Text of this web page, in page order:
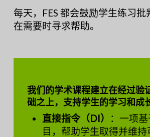
每天，FES 都会鼓励学生练习批
在需要时寻求帮助。
我们的学术课程建立在经过验
础之上，支持学生的学习和成
直接指令（DI）
：一项
目，帮助学生取得并维